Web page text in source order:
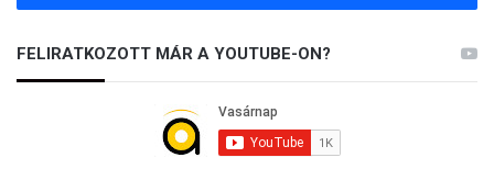
FELIRATKOZOTT MÁR A YOUTUBE-ON?